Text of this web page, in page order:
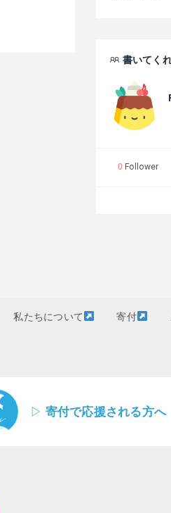
書いてく
0 Follower
私たちについて 寄付
▷ 寄付で応援される方へ